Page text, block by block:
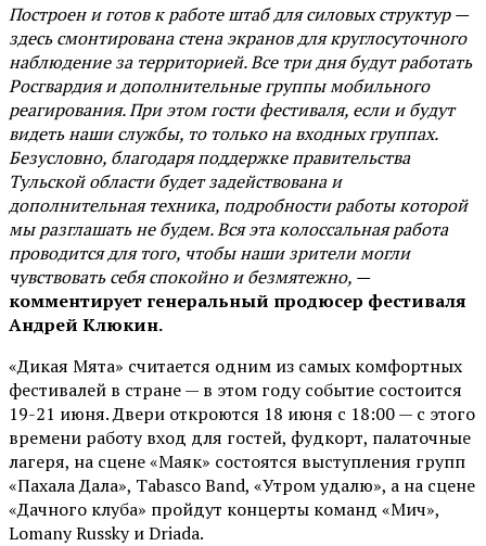
Построен и готов к работе штаб для силовых структур —
здесь смонтирована стена экранов для круглосуточного
наблюдение за территорией. Все три дня будут работать
Росгвардия и дополнительные группы мобильного
реагирования. При этом гости фестиваля, если и будут
видеть наши службы, то только на входных группах.
Безусловно, благодаря поддержке правительства
Тульской области будет задействована и
дополнительная техника, подробности работы которой
мы разглашать не будем. Вся эта колоссальная работа
проводится для того, чтобы наши зрители могли
чувствовать себя спокойно и безмятежно, —
комментирует генеральный продюсер фестиваля
Андрей Клюкин.
«Дикая Мята» считается одним из самых комфортных
фестивалей в стране — в этом году событие состоится
19-21 июня. Двери откроются 18 июня с 18:00 — с этого
времени работу вход для гостей, фудкорт, палаточные
лагеря, на сцене «Маяк» состоятся выступления групп
«Пахала Дала», Tabasco Band, «Утром удалю», а на сцене
«Дачного клуба» пройдут концерты команд «Мич»,
Lomany Russky и Driada.